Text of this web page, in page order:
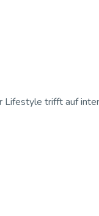
trifft auf